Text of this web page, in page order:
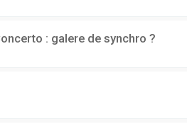
: galere de synchro ?